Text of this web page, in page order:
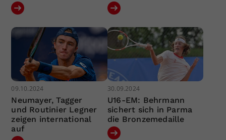
09.10.2024
Neumayer, Tagger
und Routinier Legner
zeigen international
auf
30.09.2024
U16-EM: Behrmann
sichert sich in Parma
die Bronzemedaille